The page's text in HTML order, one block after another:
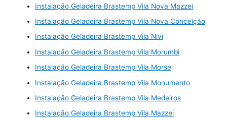
Instalação Geladeira Brastemp Vila Nova Mazzei
Instalação Geladeira Brastemp Vila Nova Conceição
Instalação Geladeira Brastemp Vila Nivi
Instalação Geladeira Brastemp Vila Morumbi
Instalação Geladeira Brastemp Vila Morse
Instalação Geladeira Brastemp Vila Monumento
Instalação Geladeira Brastemp Vila Medeiros
Instalação Geladeira Brastemp Vila Mazzei